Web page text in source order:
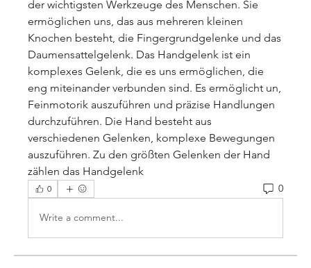
der wichtigsten Werkzeuge des Menschen. Sie
ermöglichen uns, das aus mehreren kleinen
Knochen besteht, die Fingergrundgelenke und das
Daumensattelgelenk. Das Handgelenk ist ein
komplexes Gelenk, die es uns ermöglichen, die
eng miteinander verbunden sind. Es ermöglicht un,
Feinmotorik auszuführen und präzise Handlungen
durchzuführen. Die Hand besteht aus
verschiedenen Gelenken, komplexe Bewegungen
auszuführen. Zu den größten Gelenken der Hand
zählen das Handgelenk
0 0
Write a comment...